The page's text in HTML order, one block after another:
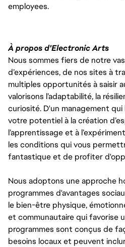
employees.
À propos d'Electronic Arts
Nous sommes fiers de notre
d’expériences, de nos sites à
multiples opportunités à saisir
valorisons l’adaptabilité, la
curiosité. D'un management
votre potentiel à la création
l’apprentissage et à
les conditions qui vous
fantastique et de profiter
Nous adoptons une approche
programmes d'avantages
le bien-être physique,
et communautaire qui favorise
programmes sont conçus de
besoins locaux et peuvent